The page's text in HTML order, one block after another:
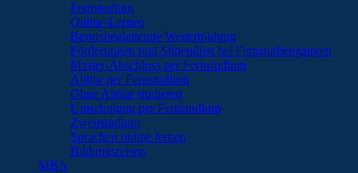
Fernstudium
Online-Lernen
Berufsbegleitende Weiterbildung
Förderungen und Stipendien bei Fernstudiengängen
Master-Abschluss per Fernstudium
Abitur per Fernstudium
Ohne Abitur studieren
Umschulung per Fernstudium
Zweitstudium
Sprachen online lernen
Bildungsreisen
MBA